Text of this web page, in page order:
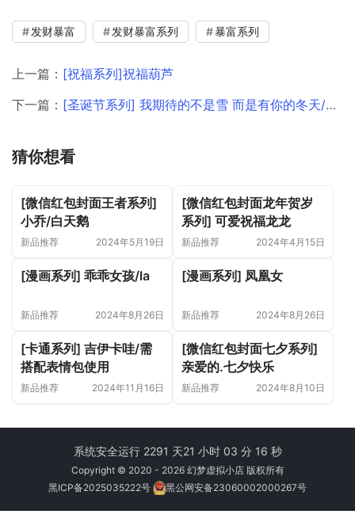
发财暴富 发财暴富系列 暴富系列
上一篇： [祝福系列]祝福葫芦
下一篇： [圣诞节系列] 我期待的不是雪 而是有你的冬天/didi
猜你想看
[微信红包封面王者系列]
小乔/白天鹅
新品推荐 2024年5月19日
[微信红包封面龙年贺岁
系列] 可爱祝福龙龙
新品推荐 2024年4月15日
[漫画系列] 乖乖女孩/la
新品推荐 2024年8月26日
[漫画系列] 凤凰女
新品推荐 2024年8月26日
[卡通系列] 吉伊卡哇/需
搭配表情包使用
新品推荐 2024年11月16日
[微信红包封面七夕系列]
亲爱的.七夕快乐
新品推荐 2024年8月10日
系统安全运行 2291 天21 小时 03 分 16 秒
Copyright © 2020 - 2026 幻梦虚拟小店 版权所有
黑ICP备2025035222号
黑公网安备23060002000267号